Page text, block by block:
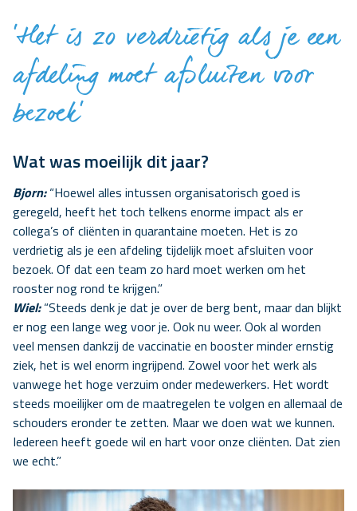
‘Het is zo verdrietig als je een
afdeling moet afsluiten voor
bezoek’
Wat was moeilijk dit jaar?
Bjorn:“Hoewel alles intussen organisatorisch goed is
geregeld, heeft het toch telkens enorme impact als er
collega’s of cliënten in quarantaine moeten. Het is zo
verdrietig als je een afdeling tijdelijk moet afsluiten voor
bezoek. Of dat een team zo hard moet werken om het
rooster nog rond te krijgen.”
Wiel: “Steeds denk je dat je over de berg bent, maar dan blijkt
er nog een lange weg voor je. Ook nu weer. Ook al worden
veel mensen dankzij de vaccinatie en booster minder ernstig
ziek, het is wel enorm ingrijpend. Zowel voor het werk als
vanwege het hoge verzuim onder medewerkers. Het wordt
steeds moeilijker om de maatregelen te volgen en allemaal de
schouders eronder te zetten. Maar we doen wat we kunnen.
Iedereen heeft goede wil en hart voor onze cliënten. Dat zien
we echt.”